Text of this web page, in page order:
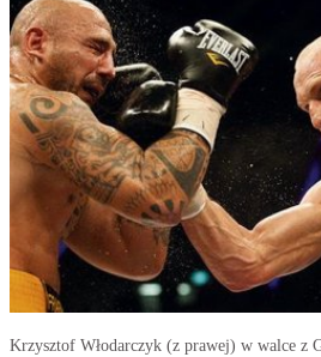
Krzysztof Włodarczyk (z prawej) w walce z